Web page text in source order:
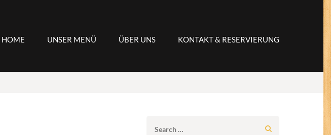
HOME UNSER MENÜ ÜBER UNS KONTAKT & RESERVIERUNG
Search